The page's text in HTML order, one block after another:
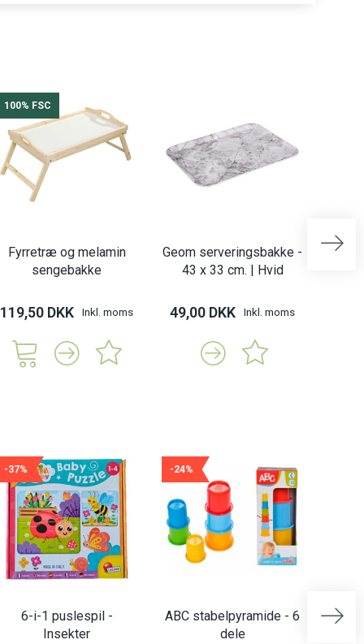
100% FSC
Fyrretræ og melamin
sengebakke
119,50 DKK Inkl. moms
Geom serveringsbakke -
43 x 33 cm. | Hvid
49,00 DKK Inkl. moms
-37%
6-i-1 puslespil -
Insekter
-24%
ABC stabelpyramide - 6
dele